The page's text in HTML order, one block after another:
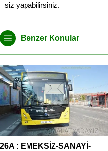
siz yapabilirsiniz.
Benzer Konular
26A : EMEKSİZ-SANAYİ-